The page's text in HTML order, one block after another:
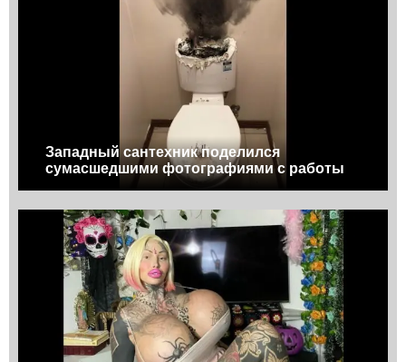
Западный сантехник поделился
сумасшедшими фотографиями с работы